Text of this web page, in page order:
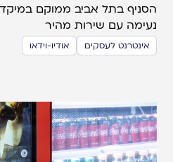
הסניף בתל אביב ממוקם
נעימה עם שירות מהיר
אינטרנט לעסקים אודיו-וידאו